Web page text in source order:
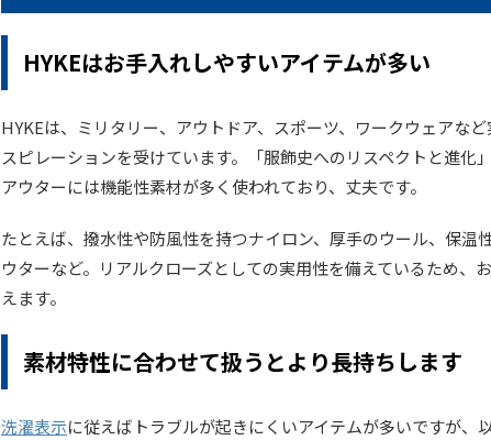
HYKEはお手入れしやすいアイテムが多い
HYKEは、ミリタリー、アウトドア、スポーツ、ワークウェアな
スピレーションを受けています。「服飾史へのリスペクトと進化
アウターには機能性素材が多く使われており、丈夫です。
たとえば、撥水性や防風性を持つナイロン、厚手のウール、保温
ウターなど。リアルクローズとしての実用性を備えているため、
えます。
素材特性に合わせて扱うとより長持ちします
洗濯表示に従えばトラブルが起きにくいアイテムが多いですが、